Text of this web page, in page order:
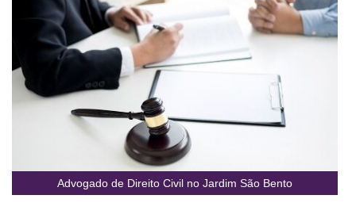
Advogado de Direito Civil no Jardim São Bento